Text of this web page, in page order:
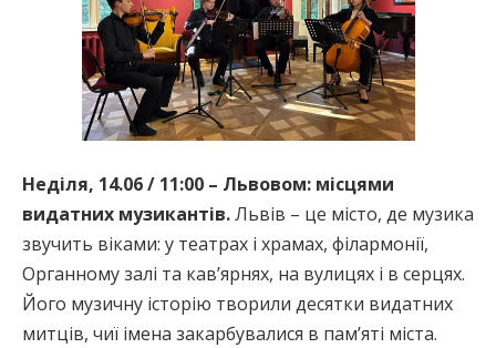
Неділя, 14.06 / 11:00 – Львовом: місцями
видатних музикантів.Львів – це місто, де музика
звучить віками: у театрах і храмах, філармонії,
Органному залі та кавʼярнях, на вулицях і в серцях.
Його музичну історію творили десятки видатних
митців, чиї імена закарбувалися в пам’яті міста.